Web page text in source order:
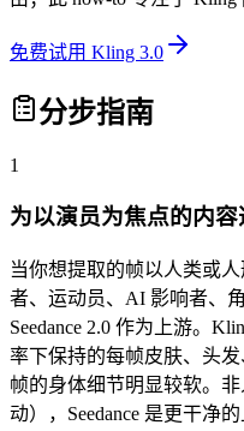
免费试用 Kling 3.0
分步指南
1
为以演员为焦点的内
当你想提取的帧以人类或
者、运动员、AI 影响者、
Seedance 2.0 作为上游。
率下保持的每帧皮肤、头发
帧的身体细节明显较软。
动），Seedance 是更干净